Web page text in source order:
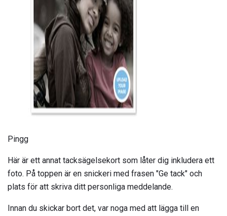
ad
Pingg
Här är ett annat tacksägelsekort som låter dig inkludera ett
foto. På toppen är en snickeri med frasen "Ge tack" och
plats för att skriva ditt personliga meddelande.
Innan du skickar bort det, var noga med att lägga till en